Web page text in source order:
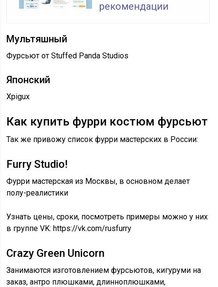
рекомендации
Мультяшный
Фурсьют от Stuffed Panda Studios
Японский
Xpigux
Как купить фурри костюм фурсьют
Так же привожу список фурри мастерских в России:
Furry Studio!
Фурри мастерская из Москвы, в основном делает
полу-реалистики
Узнать цены, сроки, посмотреть примеры можно у них
в группе VK: https://vk.com/rusfurry
Crazy Green Unicorn
Занимаются изготовлением фурсьютов, кигуруми на
заказ, антро плюшками, длинноплюшками,